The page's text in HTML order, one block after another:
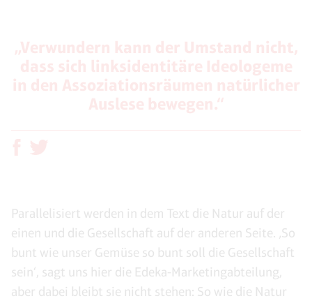
Parallelisiert werden in dem Text die Natur auf der
einen und die Gesellschaft auf der anderen Seite. ‚So
bunt wie unser Gemüse so bunt soll die Gesellschaft
sein‘, sagt uns hier die Edeka-Marketingabteilung,
aber dabei bleibt sie nicht stehen: So wie die Natur